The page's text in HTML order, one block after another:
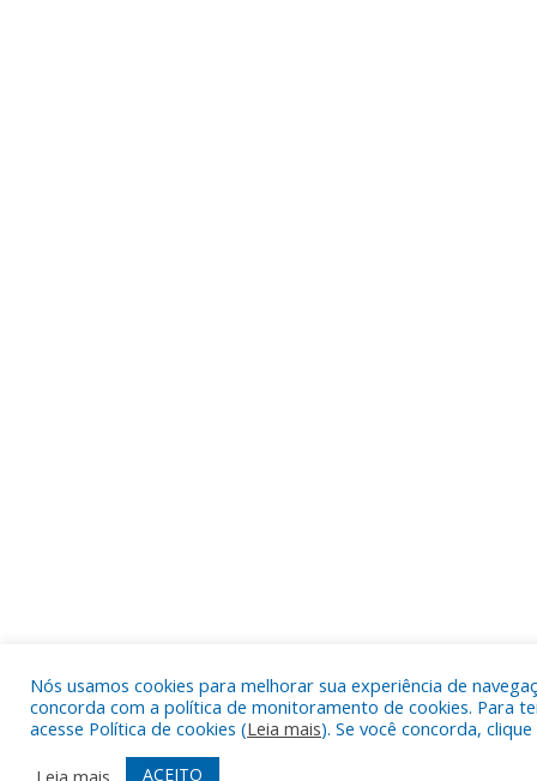
Nós usamos cookies para melhorar sua experiência de
concorda com a política de monitoramento de cookies. Para
acesse Política de cookies (Leia mais). Se você concorda, clique
Leia mais
ACEITO